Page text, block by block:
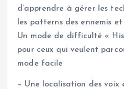
d’apprendre à gérer les
les patterns des ennemis et
Un mode de difficulté «
pour ceux qui veulent
mode facile
– Une localisation des voix